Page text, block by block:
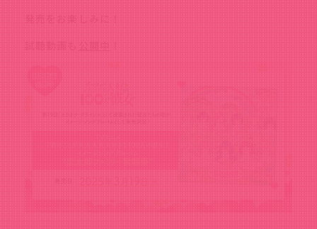
発売をお楽しみに！
試聴動画も 公開中 ！